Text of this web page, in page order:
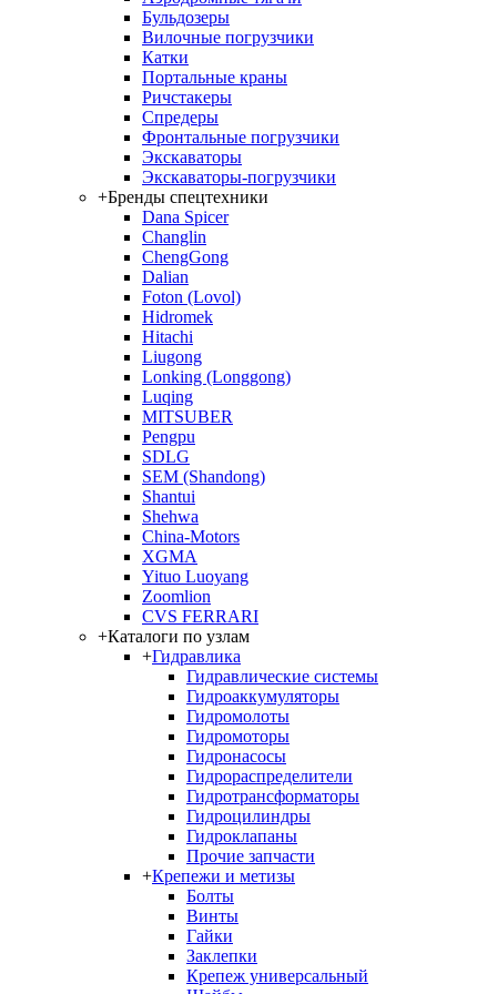
Бульдозеры
Вилочные погрузчики
Катки
Портальные краны
Ричстакеры
Спредеры
Фронтальные погрузчики
Экскаваторы
Экскаваторы-погрузчики
+Бренды спецтехники
Dana Spicer
Changlin
ChengGong
Dalian
Foton (Lovol)
Hidromek
Hitachi
Liugong
Lonking (Longgong)
Luqing
MITSUBER
Pengpu
SDLG
SEM (Shandong)
Shantui
Shehwa
China-Motors
XGMA
Yituo Luoyang
Zoomlion
CVS FERRARI
+Каталоги по узлам
+Гидравлика
Гидравлические системы
Гидроаккумуляторы
Гидромолоты
Гидромоторы
Гидронасосы
Гидрораспределители
Гидротрансформаторы
Гидроцилиндры
Гидроклапаны
Прочие запчасти
+Крепежи и метизы
Болты
Винты
Гайки
Заклепки
Крепеж универсальный